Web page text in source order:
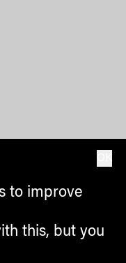
to improve
this, but you